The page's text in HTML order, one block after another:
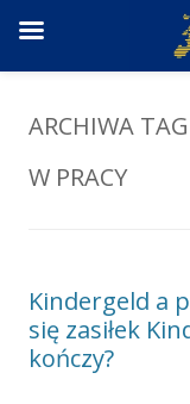
Przejdź
ARCHIWA
W PRACY
Kindergeld a
się zasiłek
kończy?